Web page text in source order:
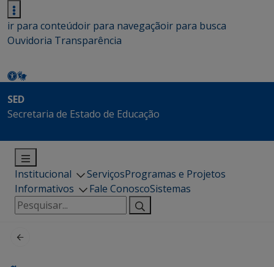
ir para conteúdoir para navegaçãoir para busca
Ouvidoria Transparência
SED
Secretaria de Estado de Educação
Institucional ServiçosProgramas e Projetos
Informativos
Fale ConoscoSistemas
Pesquisar
por: